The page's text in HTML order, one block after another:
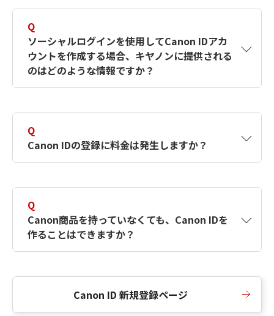
す。詳しい作成方法は【カメラ】Canon IDとは
何ですか？Canon IDの作成方法は？をご確認く
ださい。
Q
ソーシャルログインを使用してCanon IDアカ
ウントを作成する場合、キヤノンに提供される
のはどのような情報ですか？
択したサービスから取得します。アカウントを
簡単に作成できるように、この情報を使用して
Canon IDの登録フォームを入力します。
Q
Canon IDの登録に料金は発生しますか？
Q
Canon商品を持っていなくても、Canon IDを
作ることはできますか？
Canon ID 新規登録ページ